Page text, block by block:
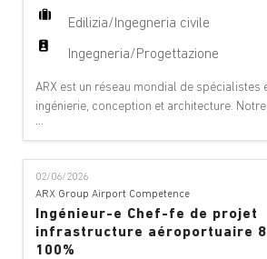
Edilizia/Ingegneria civile
Ingegneria/Progettazione
ARX est un réseau mondial de spécialistes
ingénierie, conception et architecture.
offre des services de conseil à 360°, de
projet et de services techniques dans les
suivants : aéroports, ponts, bâtiments,
téléphériques, innovation numérique,
équipements, géologie, géotechnique,
hydrauli
02/06/2026
ARX Group Airport Competence
Ingénieur-e Chef-fe de projet
infrastructure aéroportuaire
100%